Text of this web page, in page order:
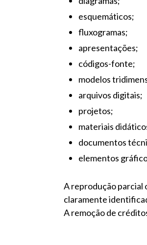
esquemáticos;
fluxogramas;
apresentações;
códigos-fonte;
modelos
arquivos digitais;
projetos;
materiais
documentos
elementos
A reprodução parcial
claramente
A remoção de